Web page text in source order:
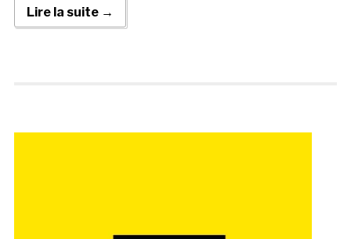
Lire la suite →